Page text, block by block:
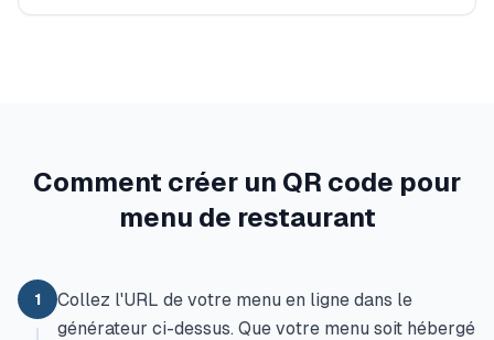
Comment créer un QR code pour
menu de restaurant
1
Collez l'URL de votre menu en ligne dans le
générateur ci-dessus. Que votre menu soit hébergé